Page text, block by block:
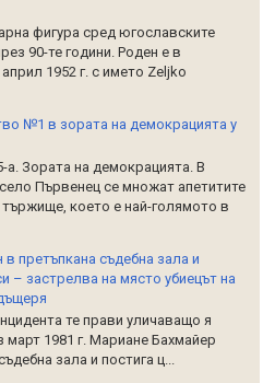
фигура сред югославските
90-те години. Роден е в
1952 г. с името Zeljko
№1 в зората на демокрацията у
а. Зората на демокрацията. В
Първенец се множат апетитите
което е най-голямото в
в претъпкана съдебна зала и
– застрелва на място убиецът на
те прави уличаващо я
март 1981 г. Мариане Бахмайер
зала и постига ц...